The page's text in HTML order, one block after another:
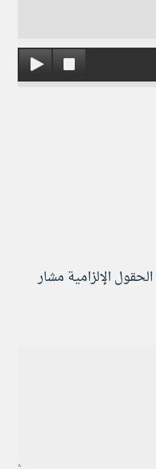
الحقول الإلزامية مشار